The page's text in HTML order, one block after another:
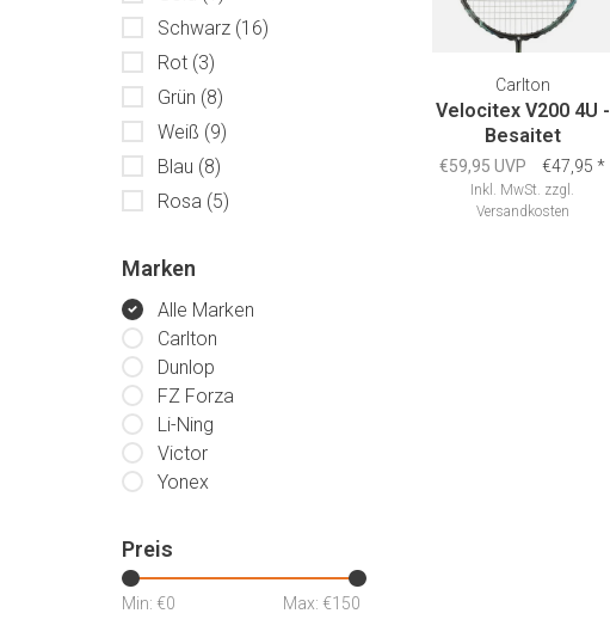
Schwarz (16)
Rot (3)
Grün (8)
Weiß (9)
Blau (8)
Rosa (5)
Marken
Alle Marken
Carlton
Dunlop
FZ Forza
Li-Ning
Victor
Yonex
Preis
Min: €0 Max: €150
Carlton
Velocitex V200 4U -
Besaitet
€59,95 UVP €47,95 *
Inkl. MwSt. zzgl.
Versandkosten